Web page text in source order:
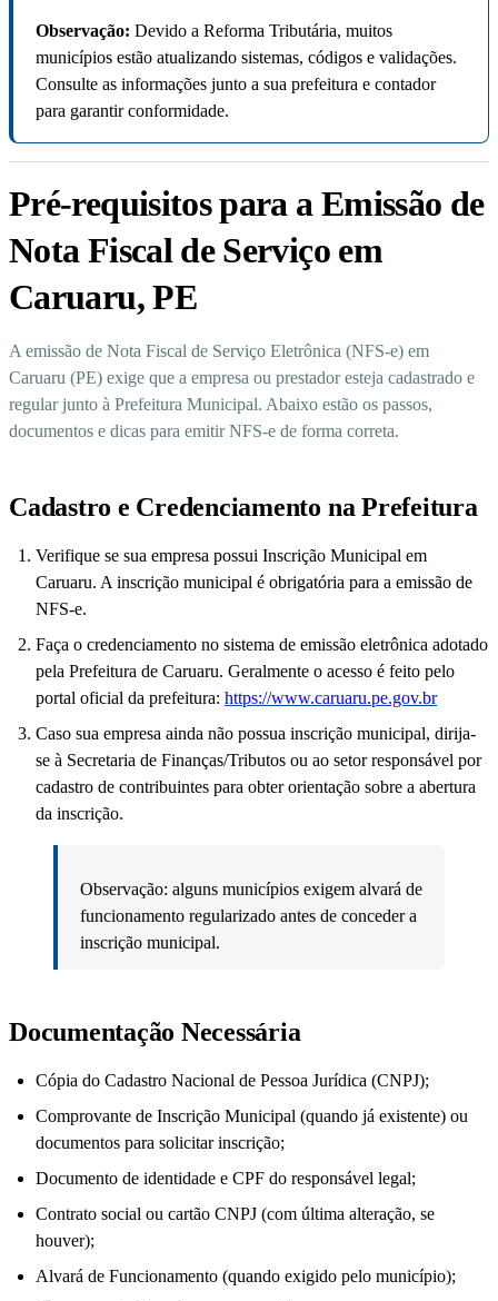
Observação: Devido a Reforma Tributária, muitos
municípios estão atualizando sistemas, códigos e validações.
Consulte as informações junto a sua prefeitura e contador
para garantir conformidade.
Pré-requisitos para a Emissão de
Nota Fiscal de Serviço em
Caruaru, PE
A emissão de Nota Fiscal de Serviço Eletrônica (NFS-e) em
Caruaru (PE) exige que a empresa ou prestador esteja cadastrado e
regular junto à Prefeitura Municipal. Abaixo estão os passos,
documentos e dicas para emitir NFS-e de forma correta.
Cadastro e Credenciamento na Prefeitura
Verifique se sua empresa possui Inscrição Municipal em
Caruaru. A inscrição municipal é obrigatória para a emissão de
NFS-e.
Faça o credenciamento no sistema de emissão eletrônica adotado
pela Prefeitura de Caruaru. Geralmente o acesso é feito pelo
portal oficial da prefeitura: https://www.caruaru.pe.gov.br
Caso sua empresa ainda não possua inscrição municipal, dirija-
se à Secretaria de Finanças/Tributos ou ao setor responsável por
cadastro de contribuintes para obter orientação sobre a abertura
da inscrição.
Observação: alguns municípios exigem alvará de
funcionamento regularizado antes de conceder a
inscrição municipal.
Documentação Necessária
Cópia do Cadastro Nacional de Pessoa Jurídica (CNPJ);
Comprovante de Inscrição Municipal (quando já existente) ou
documentos para solicitar inscrição;
Documento de identidade e CPF do responsável legal;
Contrato social ou cartão CNPJ (com última alteração, se
houver);
Alvará de Funcionamento (quando exigido pelo município);